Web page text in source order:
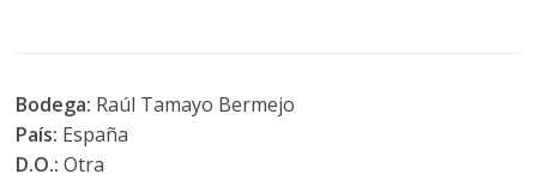
Bodega: Raúl Tamayo Bermejo
País: España
D.O.:Otra